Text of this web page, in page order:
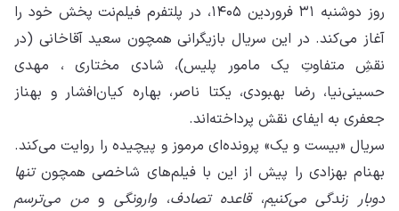
روز دوشنبه ۳۱ فروردین ۱۴۰۵، در پلتفرم فیلم‌نت پخش خود را
آغاز می‌کند. در این سریال بازیگرانی همچون سعید آقاخانی (در
نقشِ متفاوتِ یک مامور پلیس)، شادی مختاری ، مهدی
حسینی‌نیا، رضا بهبودی، یکتا ناصر، بهاره کیان‌افشار و بهناز
جعفری به ایفای نقش پرداخته‌اند.
سریال «بیست و یک» پرونده‌ای مرموز و پیچیده را روایت می‌کند.
بهنام بهزادی را پیش از این با فیلم‌های شاخصی همچونتنها
دوبار زندگی می‌کنیم،قاعده تصادف،وارونگی ومن می‌ترسم